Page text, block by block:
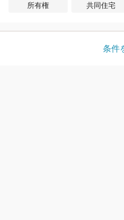
所有権 共同住宅